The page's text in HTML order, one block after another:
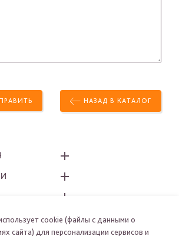
НАЗАД В КАТАЛОГ
cookie (файлы с данными о
сайта) для персонализации сервисов и